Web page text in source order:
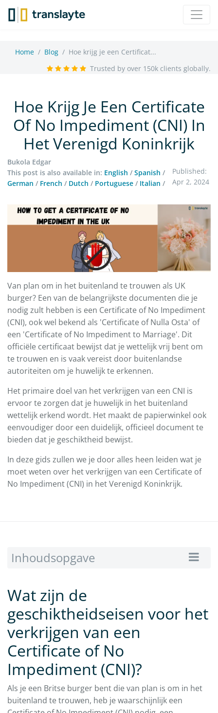
Home Blog
Hoe krijg je een Certificat...
Trusted by over 150k clients globally.
Hoe Krijg Je Een Certificate
Of No Impediment (CNI) In
Het Verenigd Koninkrijk
Bukola Edgar
This post is also available in: English / Spanish /
German / French / Dutch / Portuguese / Italian /
Published:
Apr 2, 2024
Van plan om in het buitenland te trouwen als UK
burger? Een van de belangrijkste documenten die je
nodig zult hebben is een Certificate of No Impediment
(CNI), ook wel bekend als 'Certificate of Nulla Osta' of
een 'Certificate of No Impediment to Marriage'. Dit
officiële certificaat bewijst dat je wettelijk vrij bent om
te trouwen en is vaak vereist door buitenlandse
autoriteiten om je huwelijk te erkennen.
Het primaire doel van het verkrijgen van een CNI is
ervoor te zorgen dat je huwelijk in het buitenland
wettelijk erkend wordt. Het maakt de papierwinkel ook
eenvoudiger door een duidelijk, officieel document te
bieden dat je geschiktheid bewijst.
In deze gids zullen we je door alles heen leiden wat je
moet weten over het verkrijgen van een Certificate of
No Impediment (CNI) in het Verenigd Koninkrijk.
Inhoudsopgave
Wat zijn de
geschiktheidseisen voor het
verkrijgen van een
Certificate of No
Impediment (CNI)?
Als je een Britse burger bent die van plan is om in het
buitenland te trouwen, heb je waarschijnlijk een